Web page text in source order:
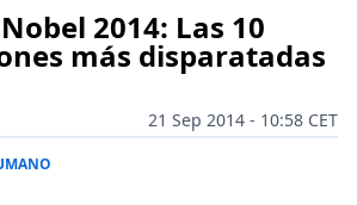
2014: Las 10
más disparatadas
21 Sep 2014 - 10:58 CET